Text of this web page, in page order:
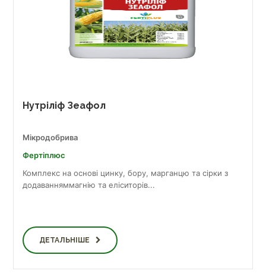
Нутріліф Зеафол
Мікродобрива
Фертіплюс
Комплекс на основі цинку, бору, марганцю та сірки з
додаванняммагнію та еліситорів...
ДЕТАЛЬНІШЕ